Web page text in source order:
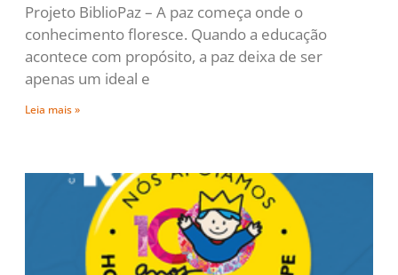
Projeto BiblioPaz – A paz começa onde o
conhecimento floresce. Quando a educação
acontece com propósito, a paz deixa de ser
apenas um ideal e
Leia mais »